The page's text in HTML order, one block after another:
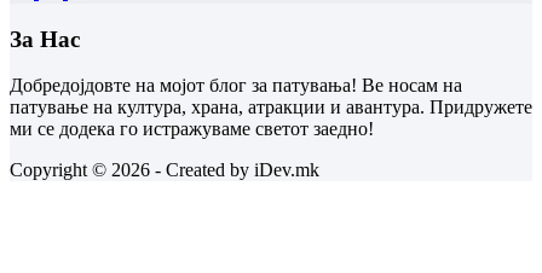
За Нас
Добредојдовте на мојот блог за патувања! Ве носам на
патување на култура, храна, атракции и авантура. Придружете
ми се додека го истражуваме светот заедно!
Copyright © 2026 - Created by iDev.mk